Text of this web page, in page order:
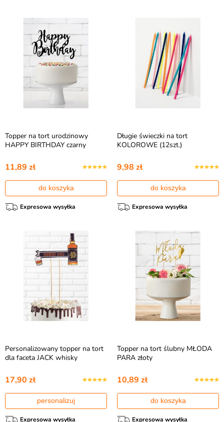
Topper na tort urodzinowy
HAPPY BIRTHDAY czarny
11,89 zł
do koszyka
Expresowa wysyłka
Długie świeczki na tort
KOLOROWE (12szt.)
9,98 zł
do koszyka
Expresowa wysyłka
Personalizowany topper na tort
dla faceta JACK whisky
17,90 zł
personalizuj
Expresowa wysyłka
Topper na tort ślubny MŁODA
PARA złoty
10,89 zł
do koszyka
Expresowa wysyłka